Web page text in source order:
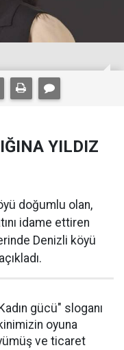
YILDIZ
doğumlu olan,
idame ettiren
Denizli köyü
gücü" sloganı
oyuna
ve ticaret